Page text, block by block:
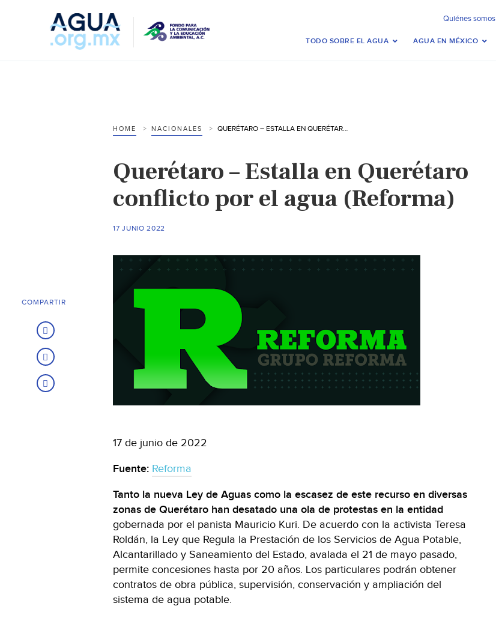
Quiénes somos
TODO SOBRE EL AGUA AGUA EN MÉXICO
HOME NACIONALES QUERÉTARO – ESTALLA EN QUERÉTARO CONFLICTO POR EL AGUA (REFORMA)
Querétaro – Estalla en Querétaro
conflicto por el agua (Reforma)
17 JUNIO 2022
17 de junio de 2022
Fuente: Reforma
Tanto la nueva Ley de Aguas como la escasez de este recurso en diversas
zonas de Querétaro han desatado una ola de protestas en la entidad
gobernada por el panista Mauricio Kuri. De acuerdo con la activista Teresa
Roldán, la Ley que Regula la Prestación de los Servicios de Agua Potable,
Alcantarillado y Saneamiento del Estado, avalada el 21 de mayo pasado,
permite concesiones hasta por 20 años. Los particulares podrán obtener
contratos de obra pública, supervisión, conservación y ampliación del
sistema de agua potable.
COMPARTIR